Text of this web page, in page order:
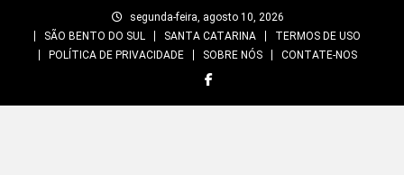
segunda-feira, agosto 10, 2026
SÃO BENTO DO SUL
SANTA CATARINA
TERMOS DE USO
POLÍTICA DE PRIVACIDADE
SOBRE NÓS CONTATE-NOS